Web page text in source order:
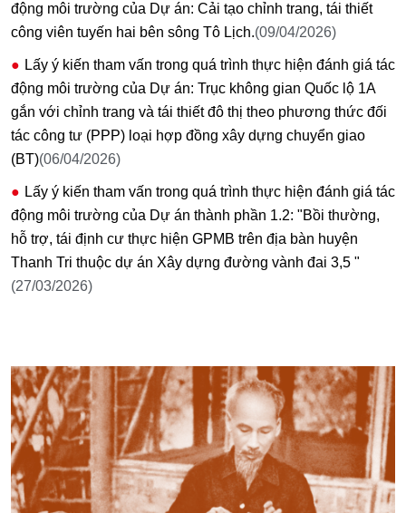
động môi trường của Dự án: Cải tạo chỉnh trang, tái thiết
công viên tuyến hai bên sông Tô Lịch.(09/04/2026)
Lấy ý kiến tham vấn trong quá trình thực hiện đánh giá tác
động môi trường của Dự án: Trục không gian Quốc lộ 1A
gắn với chỉnh trang và tái thiết đô thị theo phương thức đối
tác công tư (PPP) loại hợp đồng xây dựng chuyển giao
(BT)(06/04/2026)
Lấy ý kiến tham vấn trong quá trình thực hiện đánh giá tác
động môi trường của Dự án thành phần 1.2: "Bồi thường,
hỗ trợ, tái định cư thực hiện GPMB trên địa bàn huyện
Thanh Tri thuộc dự án Xây dựng đường vành đai 3,5 "
(27/03/2026)